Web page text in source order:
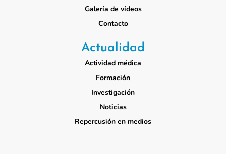
Galería de vídeos
Contacto
Actualidad
Actividad médica
Formación
Investigación
Noticias
Repercusión en medios